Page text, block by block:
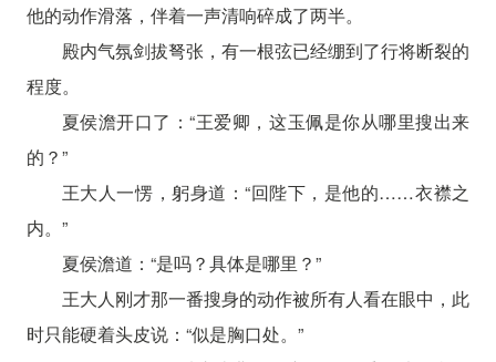
他的动作滑落，伴着一声清响碎成了两半。
殿内气氛剑拔弩张，有一根弦已经绷到了行将断裂的
程度。
夏侯澹开口了：“王爱卿，这玉佩是你从哪里搜出来
的？”
王大人一愣，躬身道：“回陛下，是他的……衣襟之
内。”
夏侯澹道：“是吗？具体是哪里？”
王大人刚才那一番搜身的动作被所有人看在眼中，此
时只能硬着头皮说：“似是胸口处。”